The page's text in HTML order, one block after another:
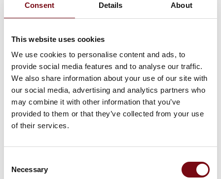
Consent Details About
This website uses cookies
We use cookies to personalise content and ads, to
provide social media features and to analyse our traffic.
We also share information about your use of our site with
our social media, advertising and analytics partners who
may combine it with other information that you’ve
provided to them or that they’ve collected from your use
of their services.
Selection
Necessary